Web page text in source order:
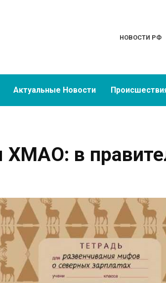
НОВОСТИ РФ
Актуальные Новости
ХМАО: в